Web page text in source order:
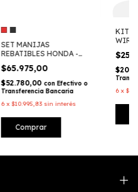
SET MANIJAS
REBATIBLES HONDA -
$65.975,00
$52.780,00 con Efectivo o
Transferencia Bancaria
6 x$10.995,83 sin interés
Comprar
KIT
6 x